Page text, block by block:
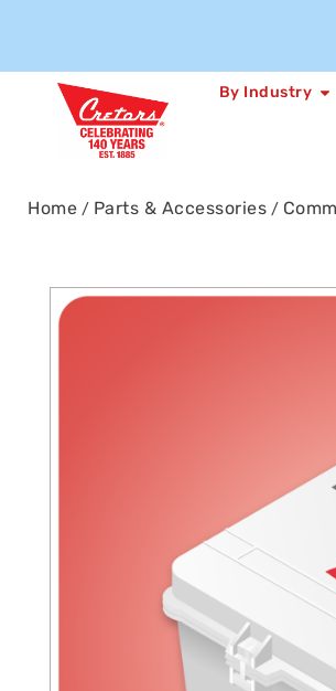
By Industry
Home / Parts & Accessories /